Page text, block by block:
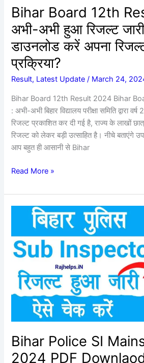
Bihar Board 12th
अभी-अभी हुआ रिजल्ट
डाउनलोड करें अपना
प्रक्रिया?
Result, Latest Update / March 24,
Bihar Board 12th Result 2024 Bihar
: अभी-अभी बिहार विद्यालय परीक्षा समिति द्वारा
रिजल्ट प्रकाशित कर दी गई है, राज्य के लाखों
रिजल्ट को लेकर बड़ी उत्साहित है। नीचे बताएंगे
आप बहुत ही आसानी से Bihar
जारी,
ऐसे
चेक
और
डाउनलोड
करें
अपना
जाने
पूरी
प्रक्रिया?
Read More »
Bihar Police SI
2024 PDF Downlaod
SI
Mains
Result
2024
PDF
Downlaod
बिहार
पुलिस
सब
इंस्पेक्टर